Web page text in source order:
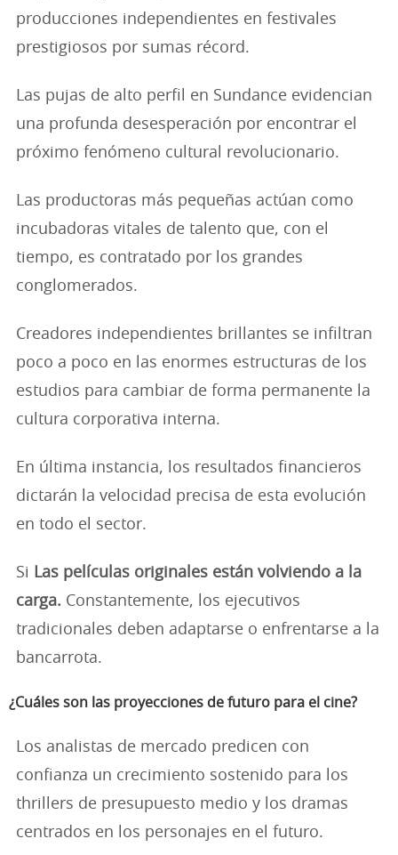
producciones independientes en festivales
prestigiosos por sumas récord.
Las pujas de alto perfil en Sundance evidencian
una profunda desesperación por encontrar el
próximo fenómeno cultural revolucionario.
Las productoras más pequeñas actúan como
incubadoras vitales de talento que, con el
tiempo, es contratado por los grandes
conglomerados.
Creadores independientes brillantes se infiltran
poco a poco en las enormes estructuras de los
estudios para cambiar de forma permanente la
cultura corporativa interna.
En última instancia, los resultados financieros
dictarán la velocidad precisa de esta evolución
en todo el sector.
Si
Las películas originales están volviendo a la
carga. Constantemente, los ejecutivos
tradicionales deben adaptarse o enfrentarse a la
bancarrota.
¿Cuáles son las proyecciones de futuro para el cine?
Los analistas de mercado predicen con
confianza un crecimiento sostenido para los
thrillers de presupuesto medio y los dramas
centrados en los personajes en el futuro.